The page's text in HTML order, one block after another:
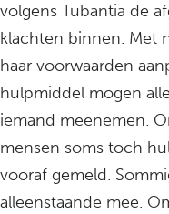
volgens Tubantia de
klachten binnen. Met
haar voorwaarden
hulpmiddel mogen
iemand meenemen.
mensen soms toch
vooraf gemeld.
alleenstaande mee.